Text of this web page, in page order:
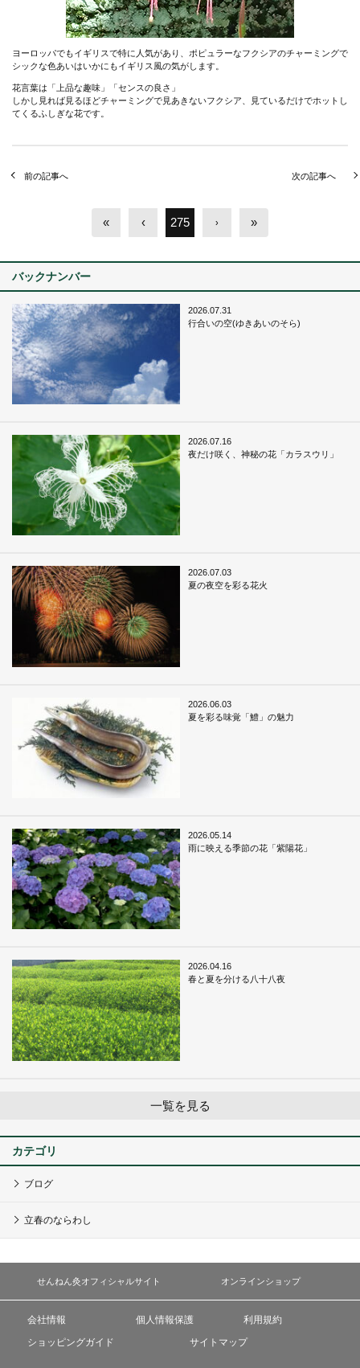
ヨーロッパでもイギリスで特に人気があり、ポピュラーなフクシアのチャーミングで
シックな色あいはいかにもイギリス風の気がします。
花言葉は「上品な趣味」「センスの良さ」
しかし見れば見るほどチャーミングで見あきないフクシア、見ているだけでホットし
てくるふしぎな花です。
前の記事へ 次の記事へ
« ‹ 275 › »
バックナンバー
2026.07.31
行合いの空(ゆきあいのそら)
2026.07.16
夜だけ咲く、神秘の花「カラスウリ」
2026.07.03
夏の夜空を彩る花火
2026.06.03
夏を彩る味覚「鱧」の魅力
2026.05.14
雨に映える季節の花「紫陽花」
2026.04.16
春と夏を分ける八十八夜
一覧を見る
カテゴリ
ブログ
立春のならわし
せんねん灸オフィシャルサイト オンラインショップ
会社情報 個人情報保護
利用規約
ショッピングガイド
サイトマップ